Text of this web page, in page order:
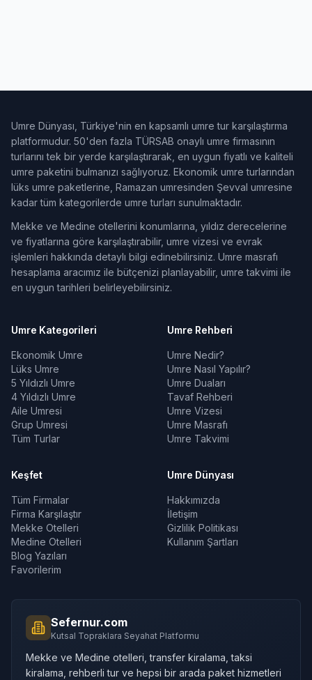
Umre Dünyası, Türkiye'nin en kapsamlı umre tur karşılaştırma
platformudur. 50'den fazla TÜRSAB onaylı umre firmasının
turlarını tek bir yerde karşılaştırarak, en uygun fiyatlı ve kaliteli
umre paketini bulmanızı sağlıyoruz. Ekonomik umre turlarından
lüks umre paketlerine, Ramazan umresinden Şevval umresine
kadar tüm kategorilerde umre turları sunulmaktadır.
Mekke ve Medine otellerini konumlarına, yıldız derecelerine
ve fiyatlarına göre karşılaştırabilir, umre vizesi ve evrak
işlemleri hakkında detaylı bilgi edinebilirsiniz. Umre masrafı
hesaplama aracımız ile bütçenizi planlayabilir, umre takvimi ile
en uygun tarihleri belirleyebilirsiniz.
Umre Kategorileri
Ekonomik Umre
Lüks Umre
5 Yıldızlı Umre
4 Yıldızlı Umre
Aile Umresi
Grup Umresi
Tüm Turlar
Umre Rehberi
Umre Nedir?
Umre Nasıl Yapılır?
Umre Duaları
Tavaf Rehberi
Umre Vizesi
Umre Masrafı
Umre Takvimi
Keşfet
Tüm Firmalar
Firma Karşılaştır
Mekke Otelleri
Medine Otelleri
Blog Yazıları
Favorilerim
Umre Dünyası
Hakkımızda
İletişim
Gizlilik Politikası
Kullanım Şartları
Sefernur.com
Kutsal Topraklara Seyahat Platformu
Mekke ve Medine otelleri, transfer kiralama, taksi
kiralama, rehberli tur ve hepsi bir arada paket hizmetleri